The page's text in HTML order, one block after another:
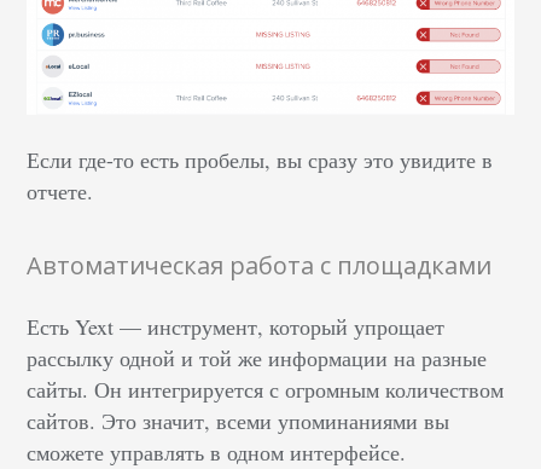
Если где-то есть пробелы, вы сразу это увидите в
отчете.
Автоматическая работа с площадками
Есть Yext — инструмент, который упрощает
рассылку одной и той же информации на разные
сайты. Он интегрируется с огромным количеством
сайтов. Это значит, всеми упоминаниями вы
сможете управлять в одном интерфейсе.